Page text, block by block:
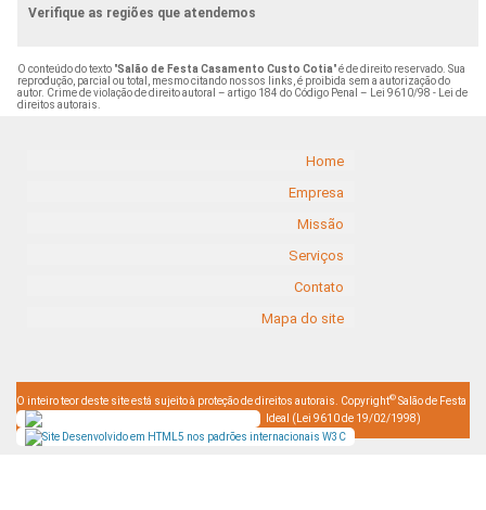
Verifique as regiões que atendemos
O conteúdo do texto "Salão de Festa Casamento Custo Cotia" é de direito reservado. Sua
reprodução, parcial ou total, mesmo citando nossos links, é proibida sem a autorização do
autor. Crime de violação de direito autoral – artigo 184 do Código Penal – Lei 9610/98 - Lei de
direitos autorais.
Home
Empresa
Missão
Serviços
Contato
Mapa do site
O inteiro teor deste site está sujeito à proteção de direitos autorais. Copyright© Salão de Festa
Ideal (Lei 9610 de 19/02/1998)